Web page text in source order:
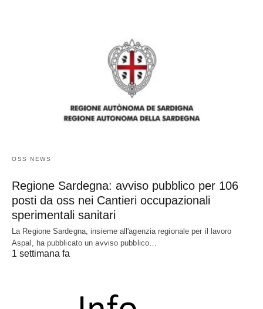
OSS NEWS
Regione Sardegna: avviso pubblico per 106
posti da oss nei Cantieri occupazionali
sperimentali sanitari
La Regione Sardegna, insieme all'agenzia regionale per il lavoro
Aspal, ha pubblicato un avviso pubblico…
1 settimana fa